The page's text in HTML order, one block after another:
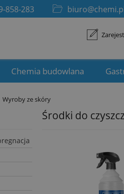
858-283
Chemia budowlana
Wyroby ze skóry
Środki do